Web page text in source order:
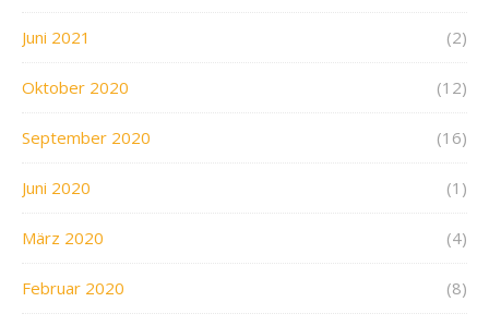
Juni 2021 (2)
Oktober 2020 (12)
September 2020 (16)
Juni 2020 (1)
März 2020 (4)
Februar 2020 (8)